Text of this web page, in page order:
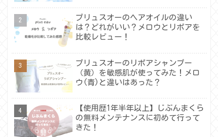
プリュスオーのヘアオイルの違い
は？どれがいい？メロウとリポアを
比較レビュー！
プリュスオーのリポアシャンプー
（黄）を敏感肌が使ってみた！メロ
ウ(青)と違いはあった？
【使用歴1年半年以上】じぶんまくら
の無料メンテナンスに初めて行って
きた！